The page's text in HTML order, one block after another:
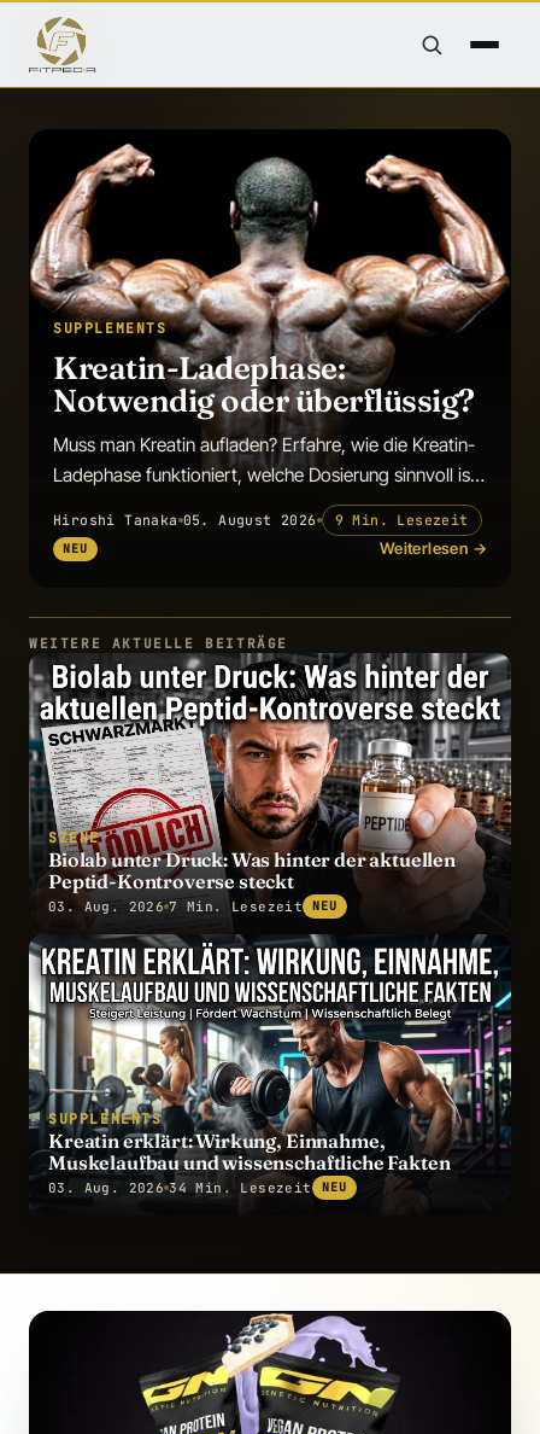
SUPPLEMENTS
Kreatin-Ladephase:
Notwendig oder überflüssig?
Muss man Kreatin aufladen? Erfahre, wie die Kreatin-
Ladephase funktioniert, welche Dosierung sinnvoll ist
und ob sie wirkliche Vorteile bietet.
Hiroshi Tanaka 05. August 2026 9 Min. Lesezeit
NEU Weiterlesen →
WEITERE AKTUELLE BEITRÄGE
SZENE
Biolab unter Druck: Was hinter der aktuellen
Peptid-Kontroverse steckt
03. Aug. 2026 7 Min. Lesezeit NEU
SUPPLEMENTS
Kreatin erklärt: Wirkung, Einnahme,
Muskelaufbau und wissenschaftliche Fakten
03. Aug. 2026 34 Min. Lesezeit NEU